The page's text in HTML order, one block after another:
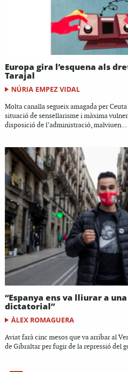
Europa gira l’esquena als
Tarajal
NÚRIA EMPEZ VIDAL
Molta canalla segueix amagada per
situació de sensellarisme i màxima
disposició de l’administració, malviuen...
“Espanya ens va lliurar a
dictatorial”
ÀLEX ROMAGUERA
Aviat farà cinc mesos que va arribar al
de Gibraltar per fugir de la repressió del